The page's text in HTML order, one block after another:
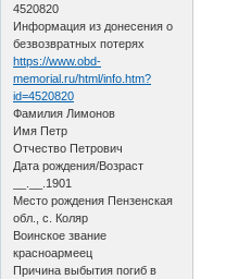
4520820
Информация из донесения о
безвозвратных потерях
https://www.obd-
memorial.ru/html/info.htm?
id=4520820
Фамилия Лимонов
Имя Петр
Отчество Петрович
Дата рождения/Возраст
__.__.1901
Место рождения Пензенская
обл., с. Коляр
Воинское звание
красноармеец
Причина выбытия погиб в